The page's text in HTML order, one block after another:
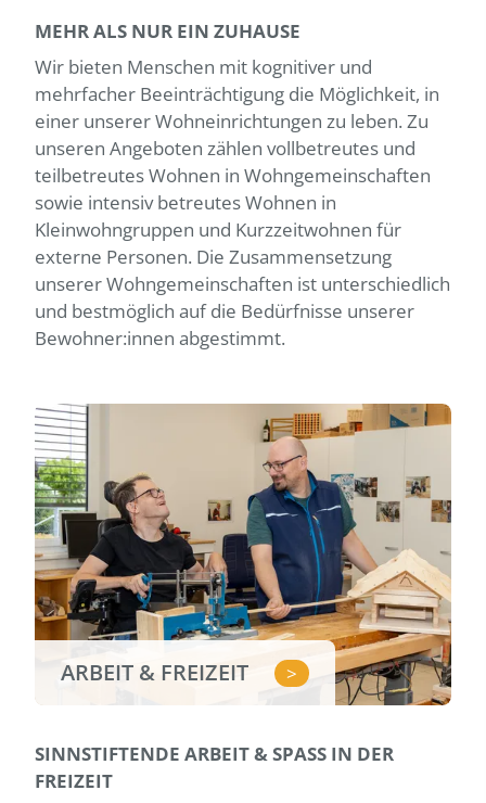
MEHR ALS NUR EIN ZUHAUSE
Wir bieten Menschen mit kognitiver und
mehrfacher Beeinträchtigung die Möglichkeit, in
einer unserer Wohneinrichtungen zu leben. Zu
unseren Angeboten zählen vollbetreutes und
teilbetreutes Wohnen in Wohngemeinschaften
sowie intensiv betreutes Wohnen in
Kleinwohngruppen und Kurzzeitwohnen für
externe Personen. Die Zusammensetzung
unserer Wohngemeinschaften ist unterschiedlich
und bestmöglich auf die Bedürfnisse unserer
Bewohner:innen abgestimmt.
ARBEIT & FREIZEIT >
SINNSTIFTENDE ARBEIT & SPASS IN DER F
REIZEIT